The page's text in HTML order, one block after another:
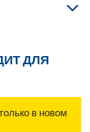
ДЛЯ
в новом